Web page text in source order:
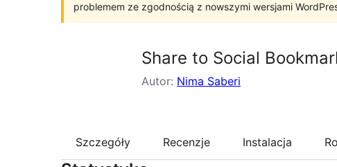
problemem ze zgodnością z nowszymi wersjami
Share to Social
Autor: Nima Saberi
Szczegóły Recenzje Instalacja